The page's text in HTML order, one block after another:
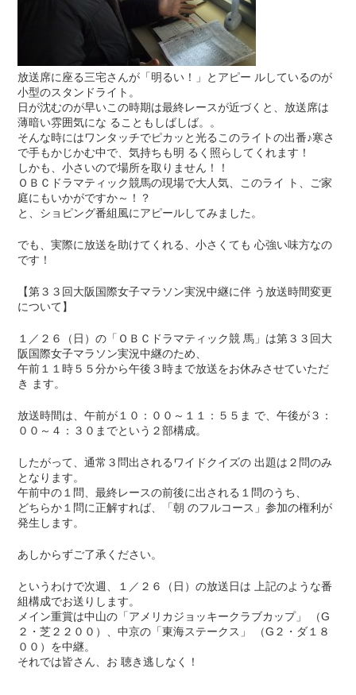
放送席に座る三宅さんが「明るい！」とアピー ルしているのが
小型のスタンドライト。
日が沈むのが早いこの時期は最終レースが近づくと、放送席は
薄暗い雰囲気にな ることもしばしば。。
そんな時にはワンタッチでピカッと光るこのライトの出番♪寒さ
で手もかじかむ中で、気持ちも明 るく照らしてくれます！
しかも、小さいので場所を取りません！！
ＯＢＣドラマティック競馬の現場で大人気、このライ ト、ご家
庭にもいかがですか～！？
と、ショピング番組風にアピールしてみました。
でも、実際に放送を助けてくれる、小さくても 心強い味方なの
です！
【第３３回大阪国際女子マラソン実況中継に伴 う放送時間変更
について】
１／２６（日）の「ＯＢＣドラマティック競 馬」は第３３回大
阪国際女子マラソン実況中継のため、
午前１１時５５分から午後３時まで放送をお休みさせていただ
き ます。
放送時間は、午前が１０：００～１１：５５ま で、午後が３：
００～４：３０までという２部構成。
したがって、通常３問出されるワイドクイズの 出題は２問のみ
となります。
午前中の１問、最終レースの前後に出される１問のうち、
どちらか１問に正解すれば、「朝 のフルコース」参加の権利が
発生します。
あしからずご了承ください。
というわけで次週、１／２６（日）の放送日は 上記のような番
組構成でお送りします。
メイン重賞は中山の「アメリカジョッキークラブカップ」 （G
２・芝２２００）、中京の「東海ステークス」 （G２・ダ１８
００）を中継。
それでは皆さん、お 聴き逃しなく！